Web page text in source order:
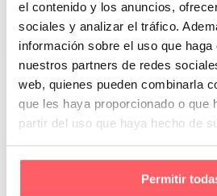
el contenido y los anuncios,
sociales y analizar el tráfico.
información sobre el uso que
nuestros partners de redes
web, quienes pueden combinarla
que les haya proporcionado o que
partir del uso que haya hecho de
Permitir
más que necesario prepararse para los
Para ello, te contamos todas las
Clara Vidal. Te servirá para rescatar del
bien incorporar nuevos complementos
los dormitorios.
Los colores de las sábanas, edredones y
pasteles, muy suaves con un total
y sensación de amplitud a cualquier